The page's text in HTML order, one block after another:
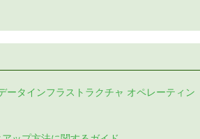
ータインフラストラクチャ オペレーティン